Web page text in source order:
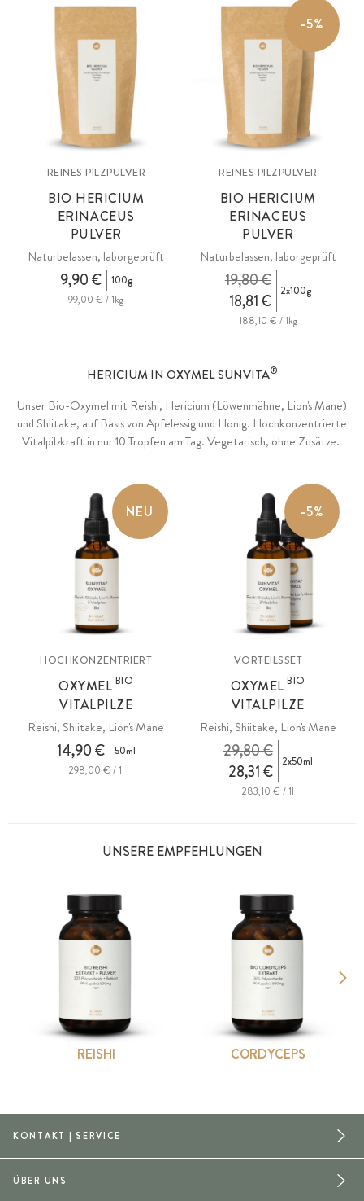
REINES PILZPULVER
BIO HERICIUM
ERINACEUS
PULVER
Naturbelassen, laborgeprüft
9,90 €
100g
99,00 € / 1kg
-5%
REINES PILZPULVER
BIO HERICIUM
ERINACEUS
PULVER
Naturbelassen, laborgeprüft
18,81 €
19,80 € 2x100g
188,10 € / 1kg
HERICIUM IN OXYMEL SUNVITA®
Unser Bio-Oxymel mit Reishi, Hericium (Löwenmähne, Lion's Mane)
und Shiitake, auf Basis von Apfelessig und Honig. Hochkonzentrierte
Vitalpilzkraft in nur 10 Tropfen am Tag. Vegetarisch, ohne Zusätze.
NEU
HOCHKONZENTRIERT
OXYMELBIO
VITALPILZE
Reishi, Shiitake, Lion's Mane
14,90 €
50ml
298,00 € / 1l
-5%
VORTEILSSET
OXYMELBIO
VITALPILZE
Reishi, Shiitake, Lion's Mane
28,31 €
29,80 € 2x50ml
283,10 € / 1l
UNSERE EMPFEHLUNGEN
REISHI CORDYCEPS
KONTAKT | SERVICE
ÜBER UNS